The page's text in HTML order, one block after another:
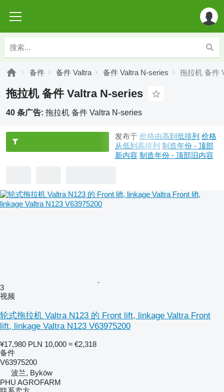
备件 备件 Valtra 备件 Valtra N-series 拖拉机 备件
拖拉机 备件 Valtra N-series
40 条广告: 拖拉机 备件 Valtra N-series
发布于 价格由高到低排列 价格
从低到高排列 制造年份 - 顶部
新内容 制造年份 - 顶部旧内容
3
视频
轮式拖拉机 Valtra N123 的 Front lift, linkage Valtra Front
lift, linkage Valtra N123 V63975200
¥17,980 PLN 10,000 ≈ €2,318
备件
V63975200
波兰, Byków
PHU AGROFARM